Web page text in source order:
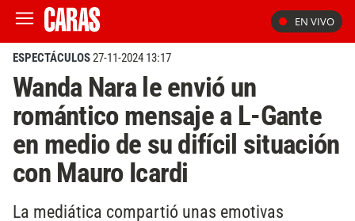
EN VIVO
ESPECTÁCULOS27-11-2024 13:17
Wanda Nara le envió un
romántico mensaje a L-Gante
en medio de su difícil situación
con Mauro Icardi
La mediática compartió unas emotivas